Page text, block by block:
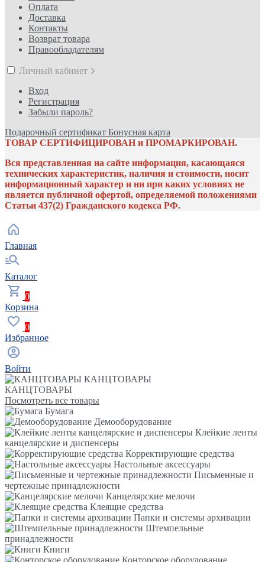
Оплата
Доставка
Контакты
Возврат товара
Правообладателям
Личный кабинет
Вход
Регистрация
Забыли пароль?
Подарочный сертификат Бонусная карта
ТОВАР СЕРТИФИЦИРОВАН и ПРОМАРКИРОВАН.
Вся представленная на сайте информация, касающаяся
технических характеристик, наличия и стоимости, носит
информационный характер и ни при каких условиях не
является публичной офертой, определяемой положениями
Статьи 437(2) Гражданского кодекса РФ.
Главная
Каталог
0
Корзина
0
Избранное
Войти
КАНЦТОВАРЫ
КАНЦТОВАРЫ
Посмотреть все товары
Бумага
Демооборудование
Клейкие ленты
канцелярские и диспенсеры
Корректирующие средства
Настольные аксессуары
Письменные и
чертежные принадлежности
Канцелярские мелочи
Клеящие средства
Папки и системы архивации
Штемпельные
принадлежности
Книги
Конторское оборудование